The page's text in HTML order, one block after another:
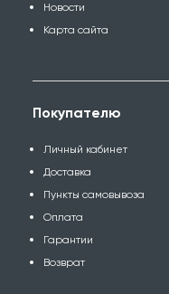
Новости
Карта сайта
Покупателю
Личный кабинет
Доставка
Пункты самовывоза
Оплата
Гарантии
Возврат